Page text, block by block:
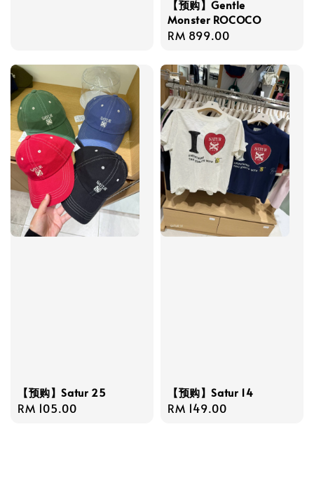
【预购】Gentle
Monster ROCOCO
Regular
RM 899.00
【预购】Satur 25
Regular
RM 105.00
【预购】Satur 14
Regular
RM 149.00